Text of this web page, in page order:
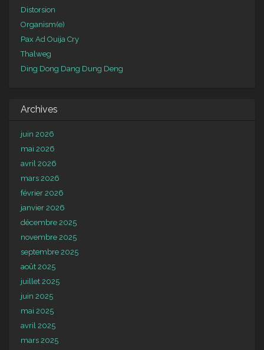
Distorsion
Organism(e)
Pax Ad Ouija Cry
Thalweg
Ding Dong Dang Dung Deng
Archives
juin 2026
mai 2026
avril 2026
mars 2026
février 2026
janvier 2026
décembre 2025
novembre 2025
septembre 2025
août 2025
juillet 2025
juin 2025
mai 2025
avril 2025
mars 2025